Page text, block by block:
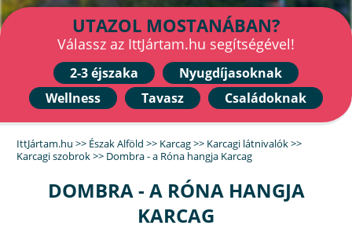
UTAZOL MOSTANÁBAN?
Válassz az IttJártam.hu segítségével!
2-3 éjszaka
Nyugdíjasoknak
Wellness
Tavasz Családoknak
IttJártam.hu >> Észak Alföld >> Karcag>> Karcagi látnivalók>>
Karcagi szobrok>> Dombra - a Róna hangja Karcag
DOMBRA - A RÓNA HANGJA
KARCAG